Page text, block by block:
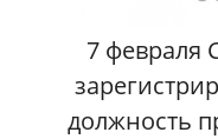
7 февраля
должность